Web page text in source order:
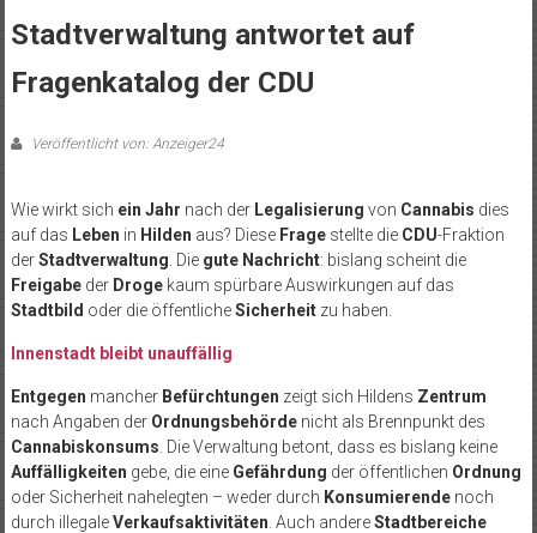
Stadtverwaltung antwortet auf
Fragenkatalog der CDU
Veröffentlicht von: Anzeiger24
Wie wirkt sich ein Jahr nach der Legalisierung von Cannabis dies
auf das Leben in Hilden aus? Diese Fragestellte die CDU-Fraktion
derStadtverwaltung . Die gute Nachricht: bislang scheint die
Freigabeder Drogekaum spürbare Auswirkungen auf das
Stadtbild oder die öffentlicheSicherheitzu haben.
Innenstadt bleibt unauffällig
Entgegen mancher Befürchtungen zeigt sich Hildens Zentrum
nach Angaben der Ordnungsbehördenicht als Brennpunkt des
Cannabiskonsums . Die Verwaltung betont, dass es bislang keine
Auffälligkeiten gebe, die eine Gefährdung der öffentlichen Ordnung
oder Sicherheit nahelegten – weder durch Konsumierendenoch
durch illegaleVerkaufsaktivitäten . Auch andereStadtbereiche